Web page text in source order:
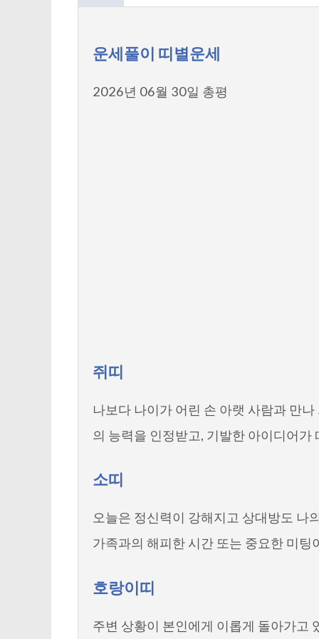
운세풀이 띠별운세
2026년 06월 30일 총평
쥐띠
나보다 나이가 어린 손 아랫 사람과 만
의 능력을 인정받고, 기발한 아이디어
소띠
오늘은 정신력이 강해지고 상대방도 나
가족과의 해피한 시간 또는 중요한 미
호랑이띠
주변 상황이 본인에게 이롭게 돌아가고